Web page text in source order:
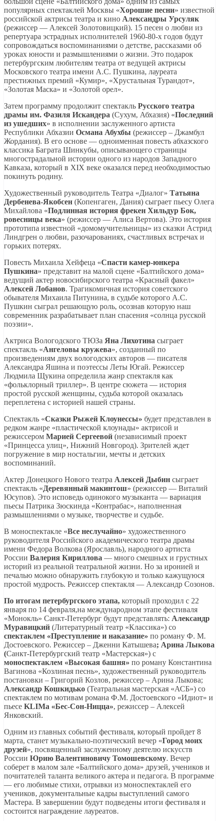
популярных спектаклей Москвы «Хорошие песни» известной
российской актрисы театра и кино Александры Урсуляк
(режиссер — Алексей Золотовицкий). 15 песен о любви из
репертуара эстрадных исполнителей 1960-80-х годов будут
сопровождаться воспоминаниями о детстве, рассказами об
уроках юности и размышлениями о жизни. Это подарок
петербургским любителям театра от ведущей актрисы
Московского театра имени А.С. Пушкина, лауреата
престижных премий «Кумир», «Хрустальная Турандот»,
«Золотая Маска» и «Золотой орел».
Затем программу продолжит спектакль Русского театра
драмы им. Фазиля Искандера (Сухум, Абхазия) «Последний
из ушедших» в исполнении заслуженного артиста
Республики Абхазии Османа Абухбы (режиссер – Джамбул
Жордания). В его основе — одноименная повесть абхазского
классика Баграта Шинкубы, описывающего страницы
многострадальной истории одного из народов Западного
Кавказа, который в XIX веке оказался перед необходимостью
покинуть родину.
Художественный руководитель Театра «Диалог» Татьяна
Дербенева-Якобсен (Копенгаген, Дания) сыграет пьесу Олега
Михайлова «Подлинная история фрекен Хильдур Бок,
ровесницы века» (режиссер — Алиса Вертова). Это история
прототипа известной «домомучительницы» из сказки Астрид
Линдгрен о любви, разочарованиях, счастливых встречах и
горьких потерях.
Повесть Михаила Хейфеца «Спасти камер-юнкера
Пушкина» представит на малой сцене «Балтийского дома»
ведущий актер новосибирского театра «Красный факел»
Алексей Лобанов. Трагикомичная история советского
обывателя Михаила Питунина, в судьбе которого А.С.
Пушкин сыграл решающую роль, осознав которую наш
современник разрабатывает план спасения «солнца русской
поэзии».
Актриса Вологодского ТЮЗа Яна Лихотина сыграет
спектакль «Ангеловы кружева», созданный по
произведениям двух вологодских авторов — писателя
Александра Яшина и поэтессы Леты Югай. Режиссер
Людмила Щукина определила жанр спектакля как
«фольклорный триллер». В центре сюжета — история
простой русской женщины, судьба которой оказалась
переплетена с историей нашей страны.
Спектакль «Сказки Рыжей Клоунессы» будет представлен в
редком жанре «пластической клоунады» актрисой и
режиссером Марией Сергеевой (независимый проект
«Принцесса улиц», Нижний Новгород). Зрителей ждет
погружение в мир ностальгии, мечты и детских
воспоминаний.
Актер Донецкого Нового театра Алексей Дыбин сыграет
спектакль «Деревянный макинтош» (режиссер — Виталий
Юсупов). Это исповедь одинокого музыканта — вариация
пьесы Патрика Зюскинда «Контрабас», наполненная
размышлениями о музыке, творчестве и судьбе.
В моноспектакле «Все неслучайно» художественного
руководителя Российского академического театра драмы
имени Федора Волкова (Ярославль), народного артиста
России Валерия Кириллова — много смешных и грустных
историй из реальной театральной жизни. Но за иронией и
печалью можно обнаружить глубокую и только кажущуюся
простой мудрость. Режиссер спектакля — Александр Созонов.
По итогам петербургского этапа, который проходил с 22
января по 14 февраля,на международном этапе фестиваля
«Монокль» Санкт-Петербург будут представлять: Александр
Муравицкий (Литературный театр «Классика») со
спектаклем «Преступление и наказание» по роману Ф. М.
Достоевского. Режиссер – Дженни Катышева; Арина Лыкова
(Санкт-Петербургский театр «Мастерская») с
моноспектаклем «Высокая башня» по роману Константина
Вагинова «Козлиная песнь», художественный руководитель
постановки – Григорий Козлов, режиссер – Арина Лыкова;
Александр Кошкидько (Театральная мастерская «АСБ») со
спектаклем по мотивам романа Ф.М. Достоевского «Идиот» и
пьесе KLIMа «Бес-Сон-Ницца», режиссер – Алексей
Янковский.
Одним из главных событий фестиваля, который пройдет 8
марта, станет музыкально-поэтический вечер «Город моих
друзей», посвященный заслуженному деятелю искусств
России Юрию Валентиновичу Томошевскому. Вечер
соберет в малом зале «Балтийского дома» друзей, учеников и
почитателей таланта великого актера и педагога. В программе
— его любимые стихи, отрывки из моноспектаклей его
учеников, документальные кадры выступлений самого
Мастера. В завершении будут подведены итоги фестиваля и
состоится награждение лауреатов.